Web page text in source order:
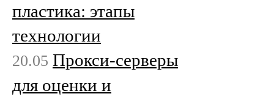
пластика: этапы
технологии
20.05 Прокси-серверы
для оценки и